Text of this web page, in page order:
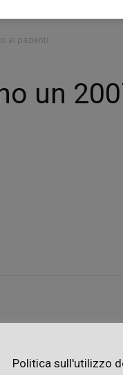
ai pazienti.
un
Politica sull'utilizzo